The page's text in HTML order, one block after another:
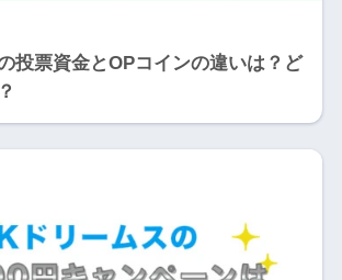
投票資金とOPコインの違いは？ど